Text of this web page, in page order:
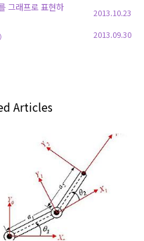
그래프로 표현하
2013.10.23
2013.09.30
Articles